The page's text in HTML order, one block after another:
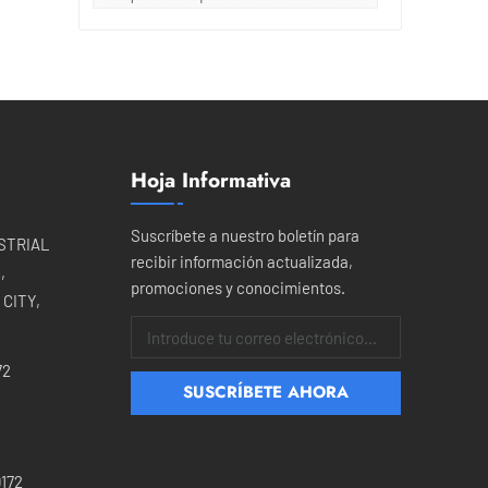
Hoja Informativa
Suscríbete a nuestro boletín para
recibir información actualizada,
promociones y conocimientos.